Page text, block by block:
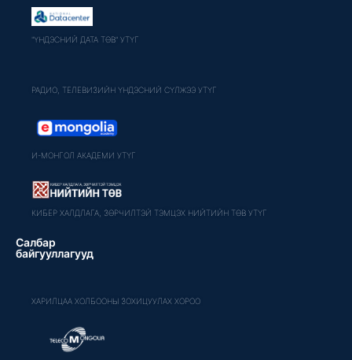
"ҮНДЭСНИЙ ДАТА ТӨВ" УТҮГ
РАДИО, ТЕЛЕВИЗИЙН ҮНДЭСНИЙ СҮЛЖЭЭ УТҮГ
И-МОНГОЛ АКАДЕМИ УТҮГ
КИБЕР ХАЛДЛАГА, ЗӨРЧИЛТЭЙ ТЭМЦЭХ НИЙТИЙН ТӨВ УТҮГ
Салбар
байгууллагууд
ХАРИЛЦАА ХОЛБООНЫ ЗОХИЦУУЛАХ ХОРОО